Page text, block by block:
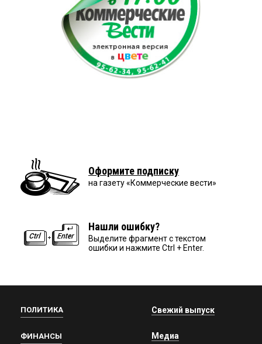
Оформите подписку
на газету «Коммерческие вести»
Нашли ошибку?
Выделите фрагмент с текстом
ошибки и нажмите Ctrl + Enter.
ПОЛИТИКА
ФИНАНСЫ
Свежий выпуск
Медиа